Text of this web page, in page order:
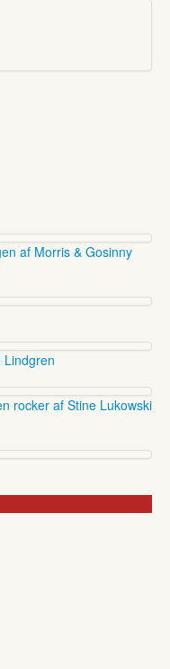
af Morris & Gosinny
Lindgren
rocker af Stine Lukowski